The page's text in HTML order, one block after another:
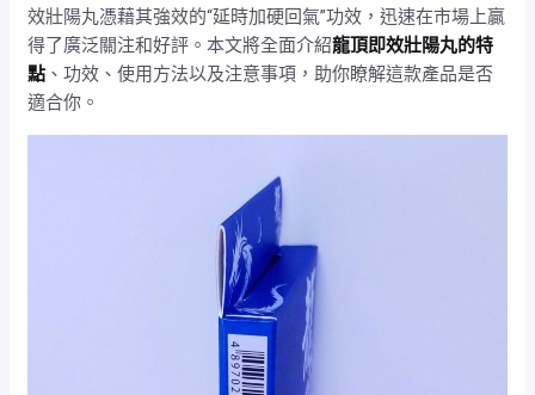
效壯陽丸憑藉其強效的“延時加硬回氣”功效，迅速在市場上贏
得了廣泛關注和好評。本文將全面介紹龍頂即效壯陽丸的特
點 、功效、使用方法以及注意事項，助你瞭解這款產品是否
適合你。